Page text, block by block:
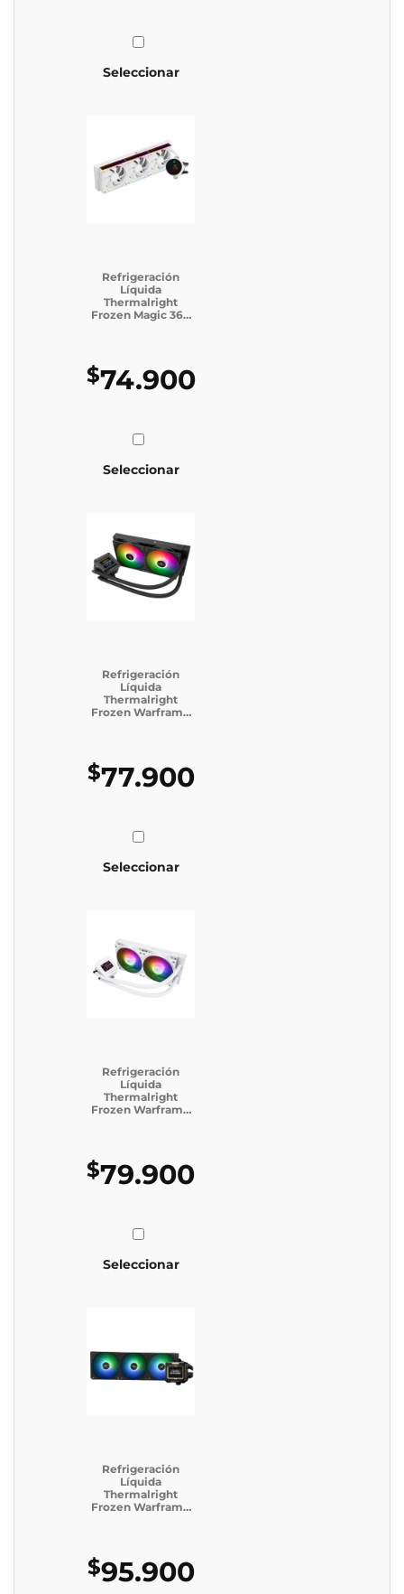
Seleccionar
Refrigeración
Líquida
Thermalright
Frozen Magic 360
$74.900
Seleccionar
Refrigeración
Líquida
Thermalright
Frozen Warframe
$77.900
Seleccionar
Refrigeración
Líquida
Thermalright
Frozen Warframe
$79.900
Seleccionar
Refrigeración
Líquida
Thermalright
Frozen Warframe
$95.900